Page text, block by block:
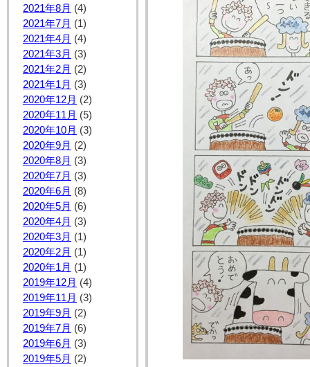
2021年8月 (4)
2021年7月 (1)
2021年4月 (4)
2021年3月 (3)
2021年2月 (2)
2021年1月 (3)
2020年12月 (2)
2020年11月 (5)
2020年10月 (3)
2020年9月 (2)
2020年8月 (3)
2020年7月 (3)
2020年6月 (8)
2020年5月 (6)
2020年4月 (3)
2020年3月 (1)
2020年2月 (1)
2020年1月 (1)
2019年12月 (4)
2019年11月 (3)
2019年9月 (2)
2019年7月 (6)
2019年6月 (3)
2019年5月 (2)